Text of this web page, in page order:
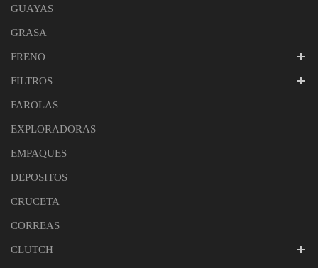
GUAYAS
GRASA
FRENO
FILTROS
FAROLAS
EXPLORADORAS
EMPAQUES
DEPOSITOS
CRUCETA
CORREAS
CLUTCH